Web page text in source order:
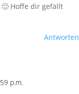
Hoffe dir gefällt
Antworten
p.m.